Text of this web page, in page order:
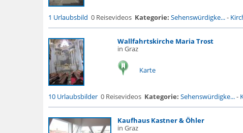
1 Urlaubsbild 0 Reisevideos Kategorie: Sehenswürdigke...-
Wallfahrtskirche Maria Trost
in Graz
Karte
10 Urlaubsbilder 0 Reisevideos Kategorie: Sehenswürdigke...-
Kaufhaus Kastner & Öhler
in Graz